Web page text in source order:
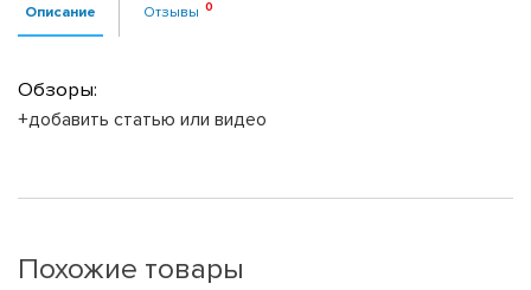
Описание Отзывы
Обзоры:
+добавить статью или видео
Похожие товары